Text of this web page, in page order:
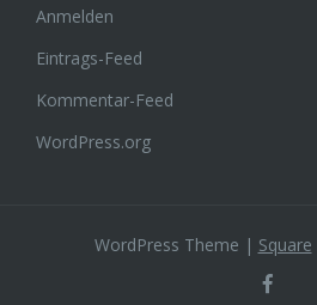
Anmelden
Eintrags-Feed
Kommentar-Feed
WordPress.org
WordPress Theme | Square